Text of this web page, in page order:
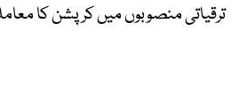
ترقیاتی منصوبوں میں کرپشن کا